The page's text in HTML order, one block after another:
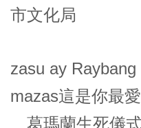
市文化局
zasu ay
mazas這是你最
＿葛瑪蘭生死儀